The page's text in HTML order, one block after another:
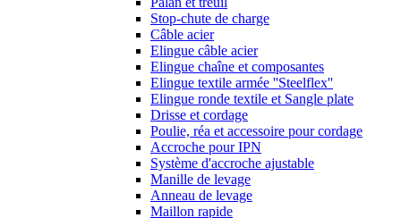
Stop-chute de charge
Câble acier
Elingue câble acier
Elingue chaîne et composantes
Elingue textile armée ''Steelflex''
Elingue ronde textile et Sangle plate
Drisse et cordage
Poulie, réa et accessoire pour cordage
Accroche pour IPN
Système d'accroche ajustable
Manille de levage
Anneau de levage
Maillon rapide